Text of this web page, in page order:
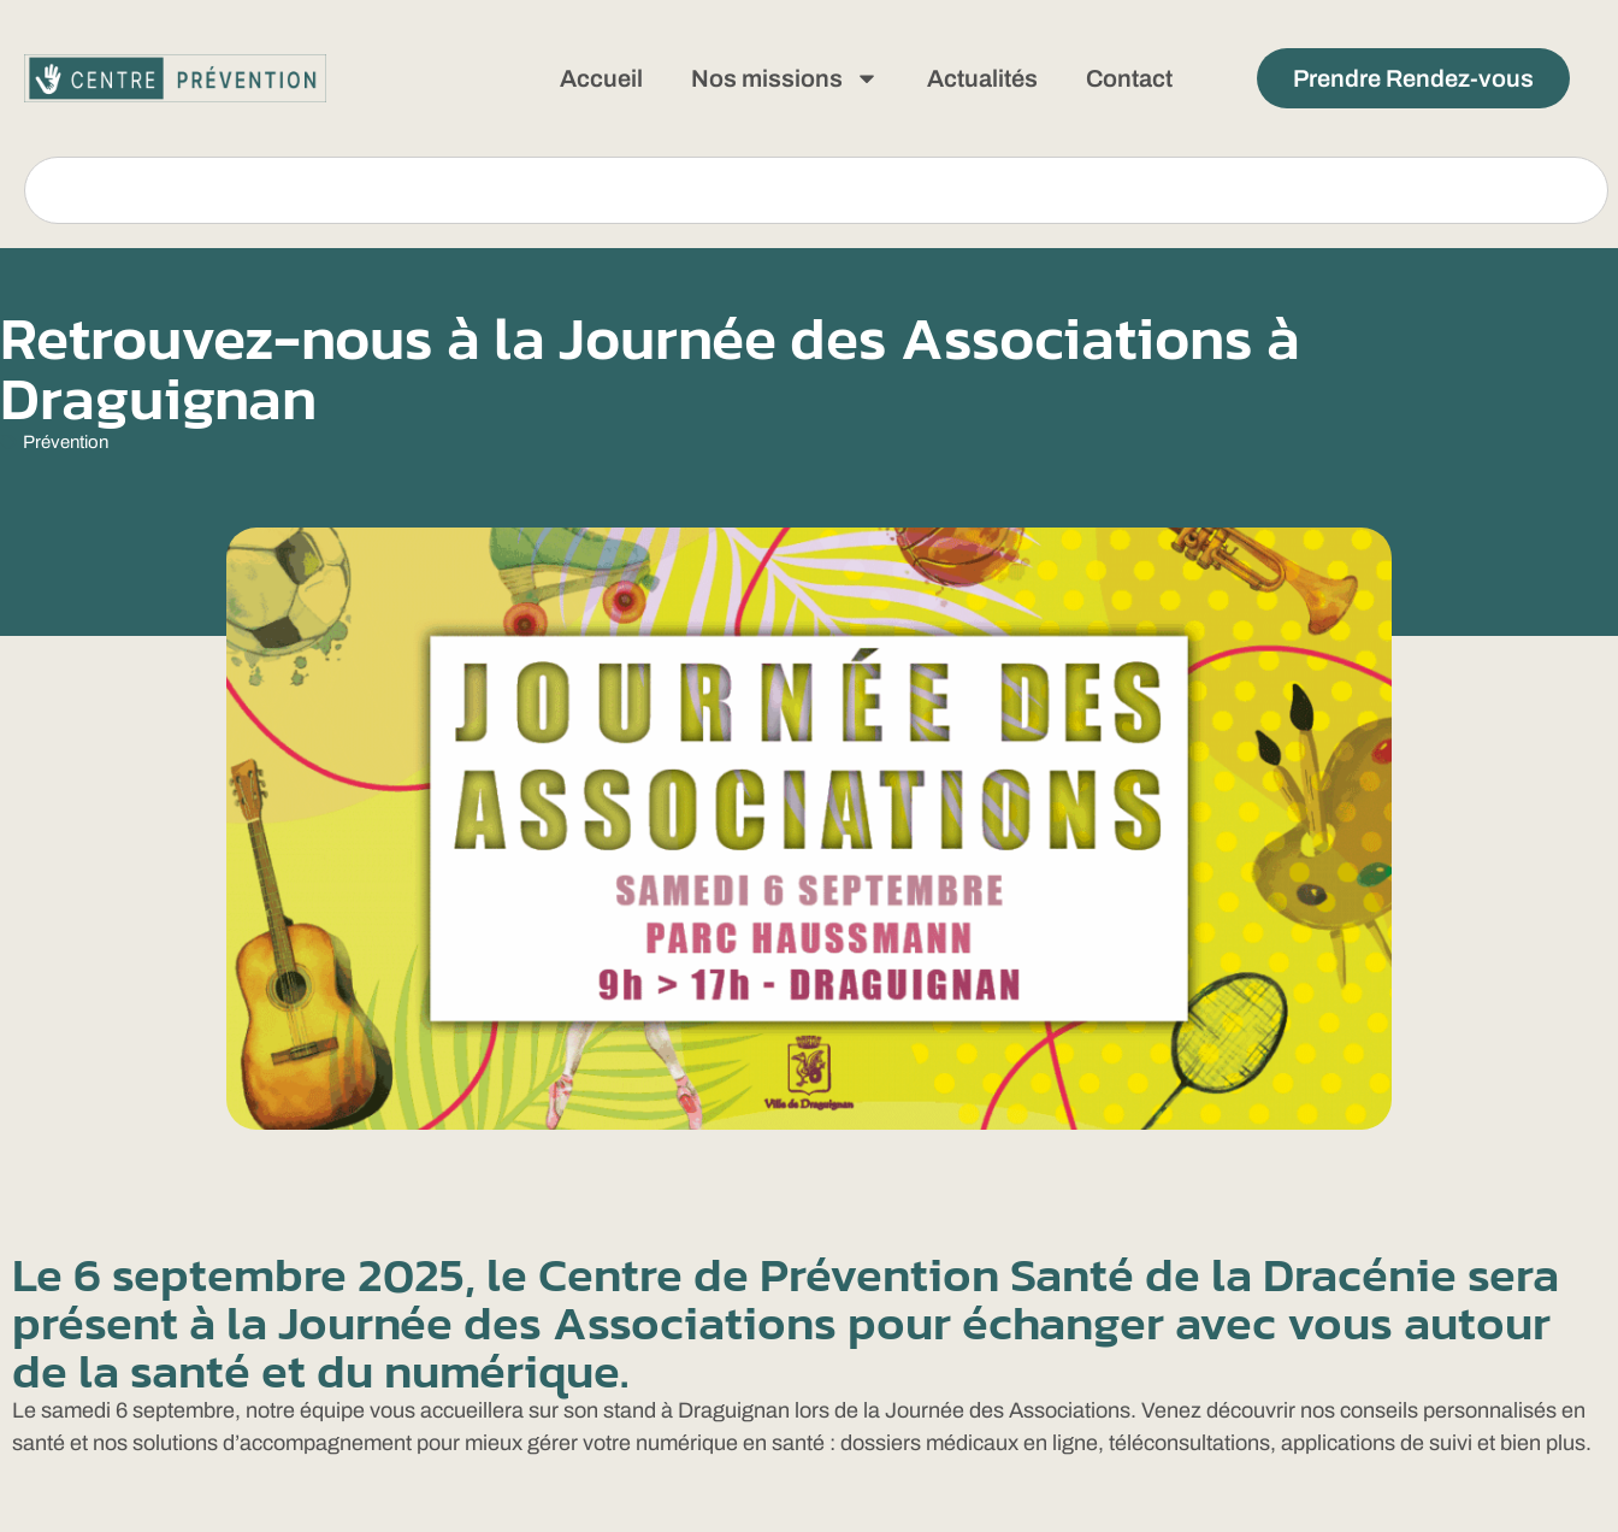
Accueil Nos missions Actualités Contact Prendre Rendez-vous
Retrouvez-nous à la Journée des Associations à
Draguignan
Prévention
Le 6 septembre 2025, le Centre de Prévention Santé de la Dracénie sera
présent à la Journée des Associations pour échanger avec vous autour
de la santé et du numérique.
Le samedi 6 septembre, notre équipe vous accueillera sur son stand à Draguignan lors de la Journée des Associations. Venez découvrir nos conseils personnalisés en
santé et nos solutions d’accompagnement pour mieux gérer votre numérique en santé : dossiers médicaux en ligne, téléconsultations, applications de suivi et bien plus.